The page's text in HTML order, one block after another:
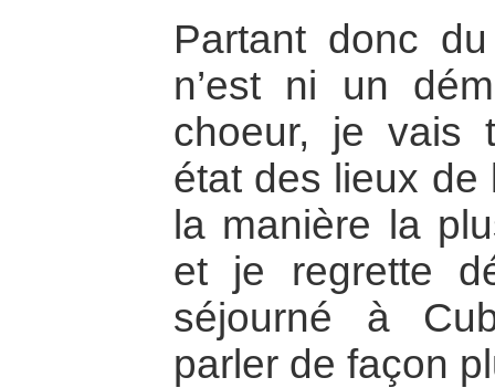
Partant donc
n’est ni un
choeur, je vais
état des lieux de
la manière la
et je regrette
séjourné à
parler de façon